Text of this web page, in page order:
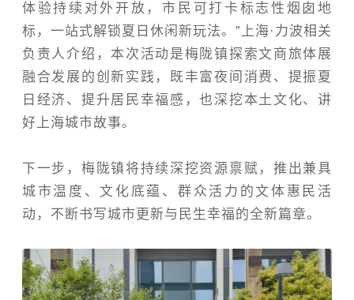
体验持续对外开放，市民可打卡标志性烟囱地
标，一站式解锁夏日休闲新玩法。”上海· 力波相关
负责人介绍，本次活动是梅陇镇探索文商旅体展
融合发展的创新实践，既丰富夜间消费、提振夏
日经济、提升居民幸福感，也深挖本土文化、讲
好上海城市故事。
下一步，梅陇镇将持续深挖资源禀赋，推出兼具
城市温度、文化底蕴、群众活力的文体惠民活
动，不断书写城市更新与民生幸福的全新篇章。